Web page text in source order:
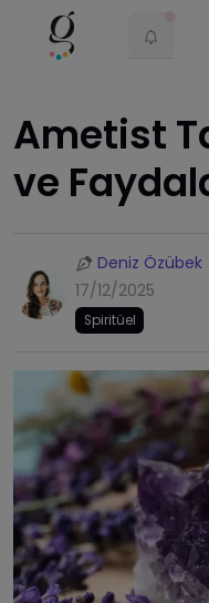
Ametist
ve
Deniz Özübek
17/12/2025
Spiritüel